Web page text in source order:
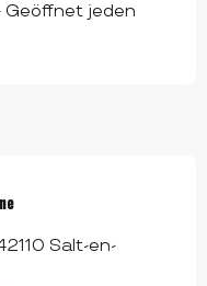
Geöffnet jeden
Salt-en-